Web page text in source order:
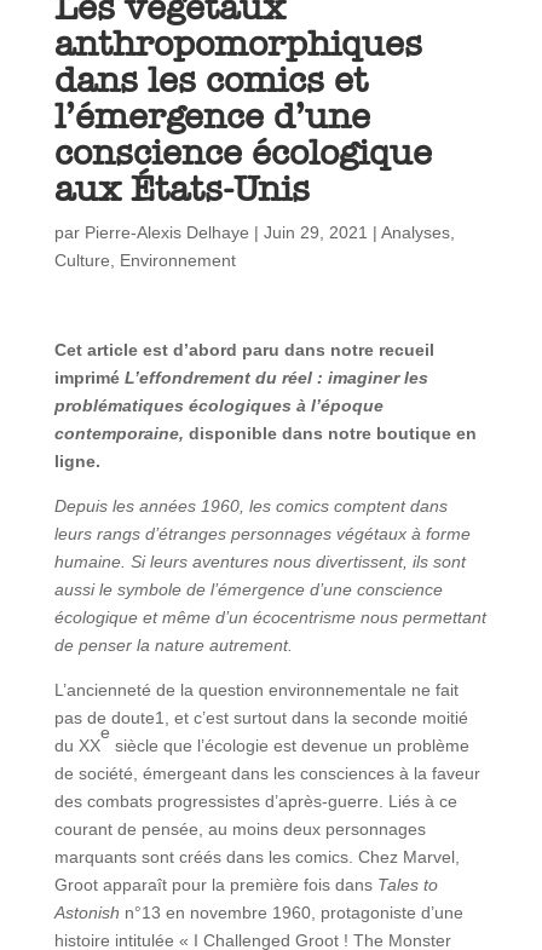
anthropomorphiques
dans les comics et
l’émergence d’une
conscience écologique
aux États-Unis
par Pierre-Alexis Delhaye | Juin 29, 2021 | Analyses,
Culture
Environnement
Cet article est d’abord paru dans notre recueil
impriméL’effondrement du réel : imaginer les
problématiques écologiques à l’époque
contemporaine, disponible dans notre boutique en
ligne.
Depuis les années 1960, les comics comptent dans
leurs rangs d’étranges personnages végétaux à forme
humaine. Si leurs aventures nous divertissent, ils sont
aussi le symbole de l’émergence d’une conscience
écologique et même d’un écocentrisme nous permettant
de penser la nature autrement.
L’ancienneté de la question environnementale ne fait
pas de doute1, et c’est surtout dans la seconde moitié
du XX
e
siècle que l’écologie est devenue un problème
de société, émergeant dans les consciences à la faveur
des combats progressistes d’après-guerre. Liés à ce
courant de pensée, au moins deux personnages
marquants sont créés dans les comics. Chez Marvel,
Groot apparaît pour la première fois dans Tales to
Astonish n°13 en novembre 1960, protagoniste d’une
histoire intitulée « I Challenged Groot ! The Monster